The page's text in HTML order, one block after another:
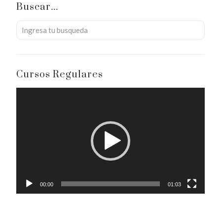
Buscar…
Cursos Regulares
00:00 01:03